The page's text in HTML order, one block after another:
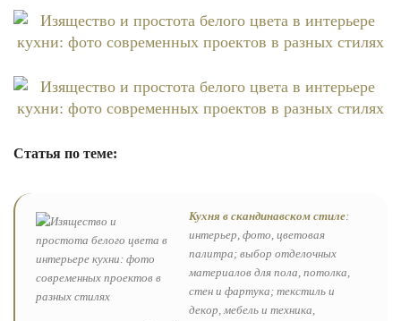
Статья по теме:
Кухня в скандинавском стиле:
интерьер, фото, цветовая
палитра; выбор отделочных
материалов для пола, потолка,
стен и фартука; текстиль и
декор, мебель и техника,